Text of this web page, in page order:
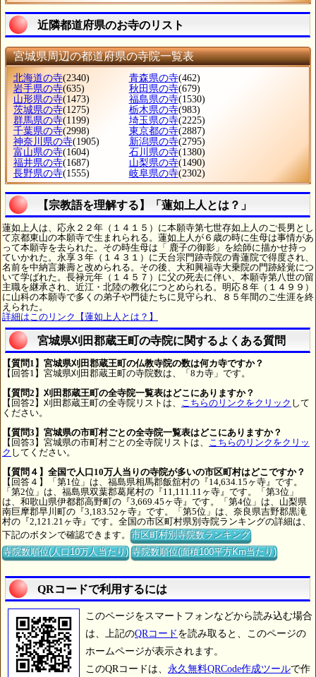
近隣都道府県のお寺のリスト
宮城県周辺の都道府県の寺院一覧表
北海道の寺(2340) 青森県の寺(462)
岩手県の寺(635) 秋田県の寺(679)
山形県の寺(1473) 福島県の寺(1530)
茨城県の寺(1275) 栃木県の寺(983)
群馬県の寺(1199) 埼玉県の寺(2225)
千葉県の寺(2998) 東京都の寺(2887)
神奈川県の寺(1905) 新潟県の寺(2795)
富山県の寺(1604) 石川県の寺(1380)
福井県の寺(1687) 山梨県の寺(1490)
長野県の寺(1555) 岐阜県の寺(2302)
【宗教語を理解する】「蓮如上人とは？」
蓮如上人は、応永２２年（１４１５）に本願寺第七世存如上人のご長男とし
て京都東山の本願寺で生まれられる。蓮如上人が６歳の時に生母は事情があ
って本願寺を去られた。その時生母は「 鹿子の御影」を絵師に描かせ持っ
ていかれた。永享３年（１４３１）に天台宗門跡寺院の青蓮院で得度され、
名前を中納言兼壽と改められる。その後、大和興福寺大乗院の門跡経覚につ
いて学ばれた。長禄元年（１４５７）に父の死去に伴い、本願寺第八世の留
主職を継承され、近江・北陸の教化につとめられる。明応８年（１４９９）
に山科の本願寺で多くの弟子や門徒たちに見守られ、８５年間のご生涯を終
えられた。
詳細はこのリンク【蓮如上人とは？】
宮城県刈田郡蔵王町の寺院に関するよくある質問
【質問1】宮城県刈田郡蔵王町の仏教寺院の数は何カ寺ですか？
【回答1】宮城県刈田郡蔵王町の寺院数は、「8カ寺」です。
【質問2】刈田郡蔵王町の全寺院一覧表はどこにありますか？
【回答2】刈田郡蔵王町の全寺院リストは、
こちらのリンクをクリック して
ください。
【質問3】宮城県の市町村ごとの全寺院一覧表はどこにありますか？
【回答3】宮城県の市町村ごとの全寺院リストは、
こちらのリンクをクリッ
ク してください。
【質問４】全国で人口10万人当りの寺院が多いの市区町村はどこですか？
【回答４】「第1位」は、福島県相馬郡飯舘村の『14,634.15ヶ寺』です。
「第2位」は、福島県双葉郡葛尾村の『11,111.11ヶ寺』です。「第3位」
は、和歌山県伊都郡高野町の『3,669.45ヶ寺』です。「第4位」は、山梨県
南巨摩郡早川町の『3,183.52ヶ寺』です。「第5位」は、奈良県吉野郡黒滝
村の『2,121.21ヶ寺』です。全国の市区町村県別寺院ランキングの詳細は、
下記のボタンで確認できます。市区町村別寺院数ランキング
寺院数順位(人口10万人当たり) 寺院数順位(面積100平方Km当たり)
QRコードで利用するには
このページをスマートフォンなどから読み込む場合
は、上記のQRコード を読み取ると、このページの
ホームページが表示されます。
このQRコードは、 永久無料QRCode作成ツールで作